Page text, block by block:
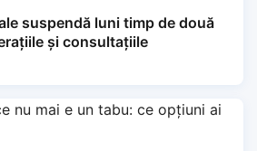
suspendă luni timp de două
și consultațiile